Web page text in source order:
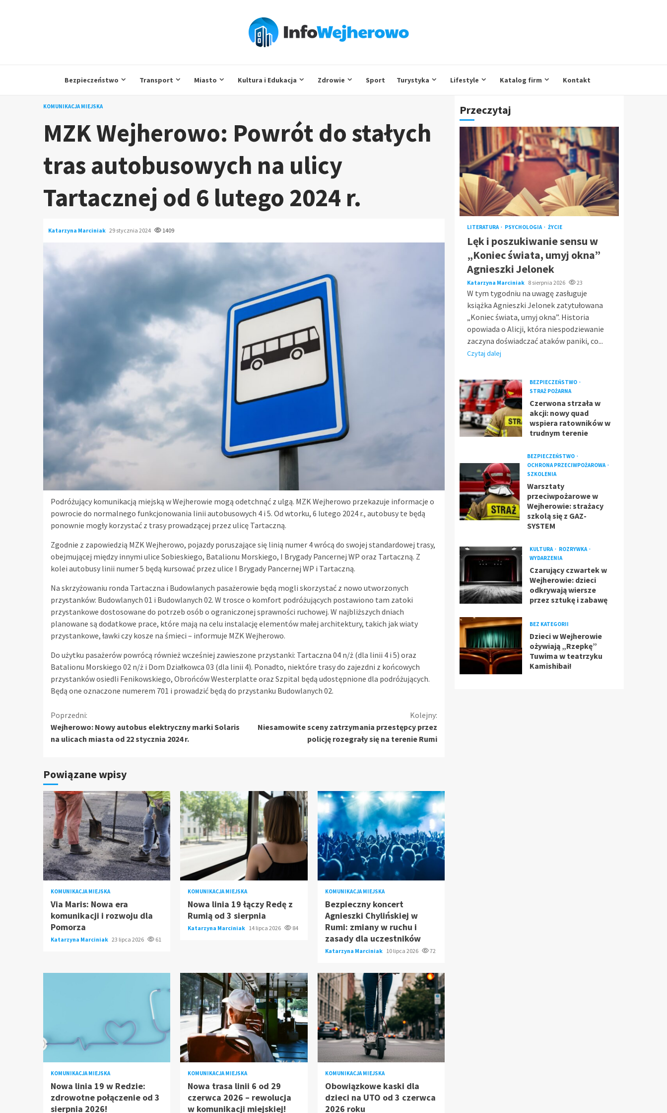
Bezpieczeństwo Transport Miasto Kultura i Edukacja Zdrowie Sport Turystyka Lifestyle Katalog firm Kontakt
KOMUNIKACJA MIEJSKA
MZK Wejherowo: Powrót do stałych
tras autobusowych na ulicy
Tartacznej od 6 lutego 2024 r.
Katarzyna Marciniak 29 stycznia 2024 1409
Podróżujący komunikacją miejską w Wejherowie mogą odetchnąć z ulgą. MZK Wejherowo przekazuje informacje o
powrocie do normalnego funkcjonowania linii autobusowych 4 i 5. Od wtorku, 6 lutego 2024 r., autobusy te będą
ponownie mogły korzystać z trasy prowadzącej przez ulicę Tartaczną.
Zgodnie z zapowiedzią MZK Wejherowo, pojazdy poruszające się linią numer 4 wrócą do swojej standardowej trasy,
obejmującej między innymi ulice Sobieskiego, Batalionu Morskiego, I Brygady Pancernej WP oraz Tartaczną. Z
kolei autobusy linii numer 5 będą kursować przez ulice I Brygady Pancernej WP i Tartaczną.
Na skrzyżowaniu ronda Tartaczna i Budowlanych pasażerowie będą mogli skorzystać z nowo utworzonych
przystanków: Budowlanych 01 i Budowlanych 02. W trosce o komfort podróżujących postawiono tam zatoki
przystankowe dostosowane do potrzeb osób o ograniczonej sprawności ruchowej. W najbliższych dniach
planowane są dodatkowe prace, które mają na celu instalację elementów małej architektury, takich jak wiaty
przystankowe, ławki czy kosze na śmieci – informuje MZK Wejherowo.
Do użytku pasażerów powrócą również wcześniej zawieszone przystanki: Tartaczna 04 n/ż (dla linii 4 i 5) oraz
Batalionu Morskiego 02 n/ż i Dom Działkowca 03 (dla linii 4). Ponadto, niektóre trasy do zajezdni z końcowych
przystanków osiedli Fenikowskiego, Obrońców Westerplatte oraz Szpital będą udostępnione dla podróżujących.
Będą one oznaczone numerem 701 i prowadzić będą do przystanku Budowlanych 02.
Kontynuuj
czytanie
Poprzedni:
Wejherowo: Nowy autobus elektryczny marki Solaris
na ulicach miasta od 22 stycznia 2024 r.
Kolejny:
Niesamowite sceny zatrzymania przestępcy przez
policję rozegrały się na terenie Rumi
Powiązane wpisy
KOMUNIKACJA MIEJSKA
Via Maris: Nowa era
komunikacji i rozwoju dla
Pomorza
Katarzyna Marciniak 23 lipca 2026 61
KOMUNIKACJA MIEJSKA
Nowa linia 19 łączy Redę z
Rumią od 3 sierpnia
Katarzyna Marciniak 14 lipca 2026 84
KOMUNIKACJA MIEJSKA
Bezpieczny koncert
Agnieszki Chylińskiej w
Rumi: zmiany w ruchu i
zasady dla uczestników
Katarzyna Marciniak 10 lipca 2026 72
KOMUNIKACJA MIEJSKA
Nowa linia 19 w Redzie:
zdrowotne połączenie od 3
sierpnia 2026!
KOMUNIKACJA MIEJSKA
Nowa trasa linii 6 od 29
czerwca 2026 – rewolucja
w komunikacji miejskiej!
KOMUNIKACJA MIEJSKA
Obowiązkowe kaski dla
dzieci na UTO od 3 czerwca
2026 roku
Przeczytaj
LITERATURA PSYCHOLOGIA ŻYCIE
Lęk i poszukiwanie sensu w
„Koniec świata, umyj okna”
Agnieszki Jelonek
Katarzyna Marciniak 8 sierpnia 2026 23
W tym tygodniu na uwagę zasługuje
książka Agnieszki Jelonek zatytułowana
„Koniec świata, umyj okna”. Historia
opowiada o Alicji, która niespodziewanie
zaczyna doświadczać ataków paniki, co...
Czytaj dalej
BEZPIECZEŃSTWO
STRAŻ POŻARNA
Czerwona strzała w
akcji: nowy quad
wspiera ratowników w
trudnym terenie
BEZPIECZEŃSTWO
OCHRONA PRZECIWPOŻAROWA
SZKOLENIA
Warsztaty
przeciwpożarowe w
Wejherowie: strażacy
szkolą się z GAZ-
SYSTEM
KULTURA
ROZRYWKA
WYDARZENIA
Czarujący czwartek w
Wejherowie: dzieci
odkrywają wiersze
przez sztukę i zabawę
BEZ KATEGORII
Dzieci w Wejherowie
ożywiają „Rzepkę”
Tuwima w teatrzyku
Kamishibai!